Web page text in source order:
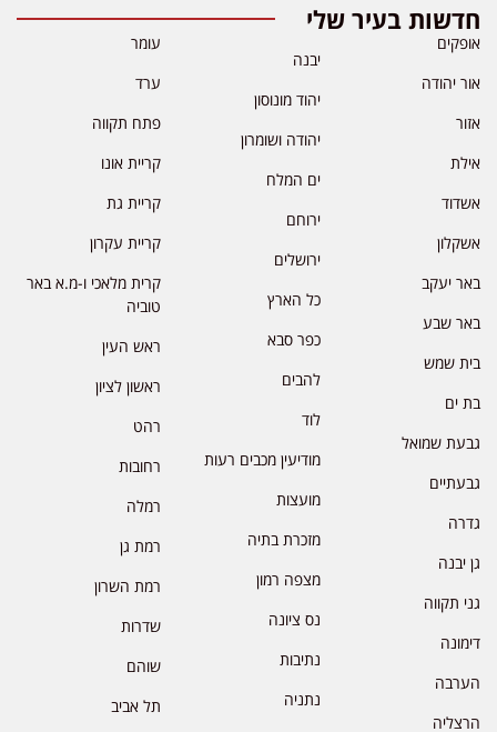
חדשות בעיר שלי
אופקים
אור יהודה
אזור
אילת
אשדוד
אשקלון
באר יעקב
באר שבע
בית שמש
בת ים
גבעת שמואל
גבעתיים
גדרה
גן יבנה
גני תקווה
דימונה
הערבה
הרצליה
יבנה
יהוד מונוסון
יהודה ושומרון
ים המלח
ירוחם
ירושלים
כל הארץ
כפר סבא
להבים
לוד
מודיעין מכבים רעות
מועצות
מזכרת בתיה
מצפה רמון
נס ציונה
נתיבות
נתניה
עומר
ערד
פתח תקווה
קריית אונו
קריית גת
קריית עקרון
קרית מלאכי ו-מ.א באר
טוביה
ראש העין
ראשון לציון
רהט
רחובות
רמלה
רמת גן
רמת השרון
שדרות
שוהם
תל אביב